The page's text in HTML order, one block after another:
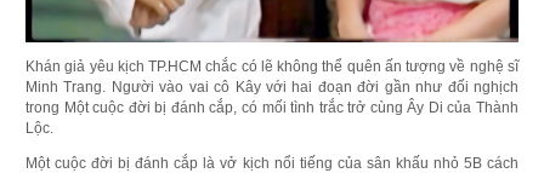
Khán giả yêu kịch TP.HCM chắc có lẽ không thể quên ấn tượng về nghệ sĩ
Minh Trang. Người vào vai cô Kây với hai đoạn đời gần như đối nghịch
trong Một cuộc đời bị đánh cắp, có mối tình trắc trở cùng Ây Di của Thành
Lộc.
Một cuộc đời bị đánh cắp là vở kịch nổi tiếng của sân khấu nhỏ 5B cách